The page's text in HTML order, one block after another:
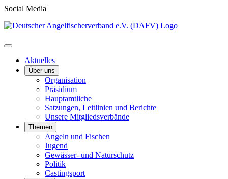
Social Media
Aktuelles
Über uns
Organisation
Präsidium
Hauptamtliche
Satzungen, Leitlinien und Berichte
Unsere Mitgliedsverbände
Themen
Angeln und Fischen
Jugend
Gewässer- und Naturschutz
Politik
Castingsport